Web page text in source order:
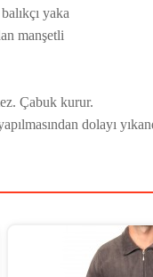
yaka
manşetli
Çabuk kurur.
dolayı